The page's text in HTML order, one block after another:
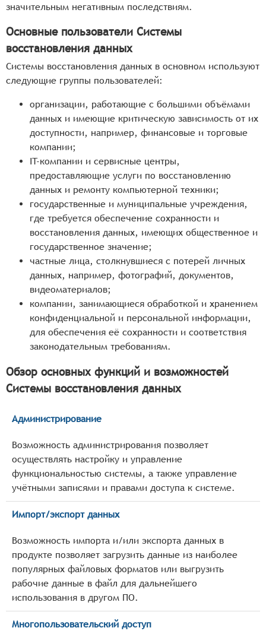
значительным негативным последствиям.
Основные пользователи Системы
восстановления данных
Системы восстановления данных в основном используют
следующие группы пользователей:
организации, работающие с большими объёмами
данных и имеющие критическую зависимость от их
доступности, например, финансовые и торговые
компании;
IT-компании и сервисные центры,
предоставляющие услуги по восстановлению
данных и ремонту компьютерной техники;
государственные и муниципальные учреждения,
где требуется обеспечение сохранности и
восстановления данных, имеющих общественное и
государственное значение;
частные лица, столкнувшиеся с потерей личных
данных, например, фотографий, документов,
видеоматериалов;
компании, занимающиеся обработкой и хранением
конфиденциальной и персональной информации,
для обеспечения её сохранности и соответствия
законодательным требованиям.
Обзор основных функций и возможностей
Системы восстановления данных
Администрирование
Возможность администрирования позволяет
осуществлять настройку и управление
функциональностью системы, а также управление
учётными записями и правами доступа к системе.
Импорт/экспорт данных
Возможность импорта и/или экспорта данных в
продукте позволяет загрузить данные из наиболее
популярных файловых форматов или выгрузить
рабочие данные в файл для дальнейшего
использования в другом ПО.
Многопользовательский доступ